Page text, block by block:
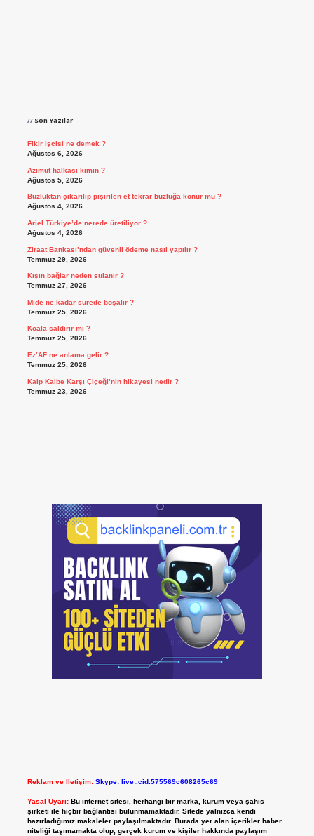
Son Yazılar
Fikir işcisi ne demek ?
Ağustos 6, 2026
Azimut halkası kimin ?
Ağustos 5, 2026
Buzluktan çıkarılıp pişirilen et tekrar buzluğa konur mu ?
Ağustos 4, 2026
Ariel Türkiye’de nerede üretiliyor ?
Ağustos 4, 2026
Ziraat Bankası’ndan güvenli ödeme nasıl yapılır ?
Temmuz 29, 2026
Kışın bağlar neden sulanır ?
Temmuz 27, 2026
Mide ne kadar sürede boşalır ?
Temmuz 25, 2026
Koala saldirir mi ?
Temmuz 25, 2026
Ez’AF ne anlama gelir ?
Temmuz 25, 2026
Kalp Kalbe Karşı Çiçeği’nin hikayesi nedir ?
Temmuz 23, 2026
Reklam ve İletişim: Skype: live:.cid.575569c608265c69
Yasal Uyarı: Bu internet sitesi, herhangi bir marka, kurum veya şahıs
şirketi ile hiçbir bağlantısı bulunmamaktadır. Sitede yalnızca kendi
hazırladığımız makaleler paylaşılmaktadır. Burada yer alan içerikler haber
niteliği taşımamakta olup, gerçek kurum ve kişiler hakkında paylaşım